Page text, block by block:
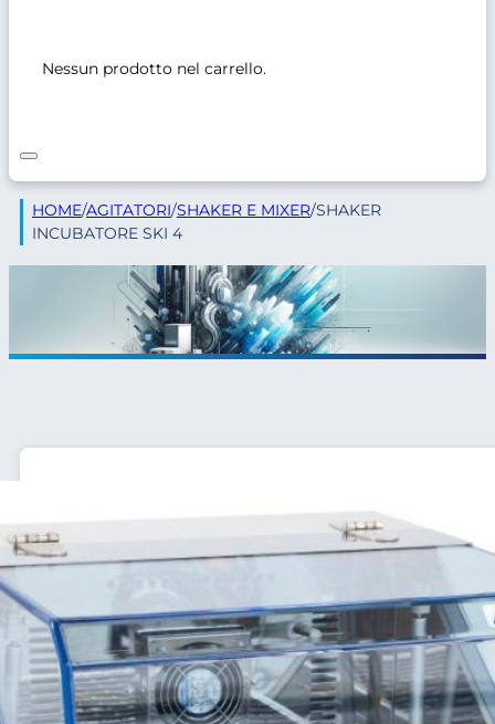
Nessun prodotto nel carrello.
HOME/AGITATORI/SHAKER E MIXER/SHAKER
INCUBATORE SKI 4